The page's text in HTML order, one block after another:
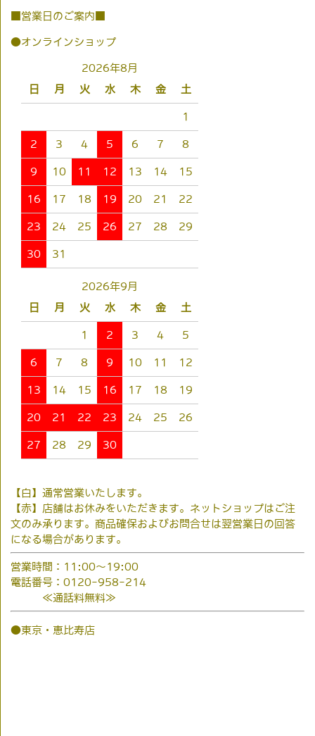
■営業日のご案内■
●オンラインショップ
2026年8月
日
月 火 水 木 金 土
1
2 3 4 5 6 7 8
9 10 11 12 13 14 15
16 17 18 19 20 21 22
23 24 25 26 27 28 29
30 31
2026年9月
日
月 火 水 木 金 土
1 2 3 4 5
6 7 8 9 10 11 12
13 14 15 16 17 18 19
20 21 22 23 24 25 26
27 28 29 30
【白】通常営業いたします。
【赤】店舗はお休みをいただきます。ネットショップはご注
文のみ承ります。商品確保およびお問合せは翌営業日の回答
になる場合があります。
営業時間：11:00～19:00
電話番号：0120-958-214
≪通話料無料≫
●東京・恵比寿店